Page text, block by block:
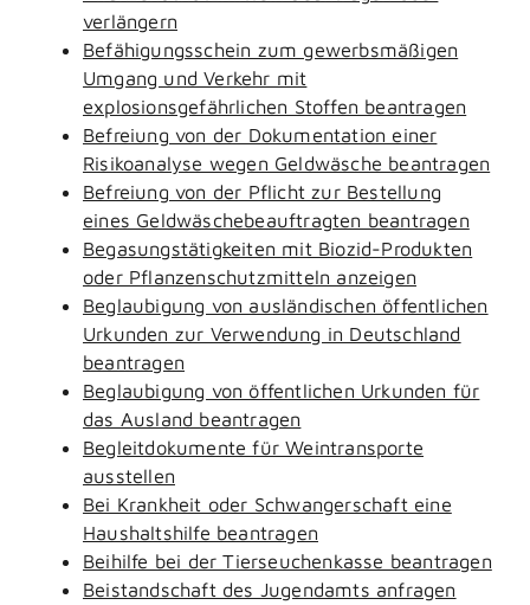
verlängern
Befähigungsschein zum gewerbsmäßigen
Umgang und Verkehr mit
explosionsgefährlichen Stoffen beantragen
Befreiung von der Dokumentation einer
Risikoanalyse wegen Geldwäsche beantragen
Befreiung von der Pflicht zur Bestellung
eines Geldwäschebeauftragten beantragen
Begasungstätigkeiten mit Biozid-Produkten
oder Pflanzenschutzmitteln anzeigen
Beglaubigung von ausländischen öffentlichen
Urkunden zur Verwendung in Deutschland
beantragen
Beglaubigung von öffentlichen Urkunden für
das Ausland beantragen
Begleitdokumente für Weintransporte
ausstellen
Bei Krankheit oder Schwangerschaft eine
Haushaltshilfe beantragen
Beihilfe bei der Tierseuchenkasse beantragen
Beistandschaft des Jugendamts anfragen